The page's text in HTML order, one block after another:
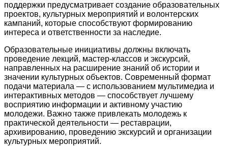
поддержки предусматривает создание образовательных
проектов, культурных мероприятий и волонтерских
кампаний, которые способствуют формированию
интереса и ответственности за наследие.
Образовательные инициативы должны включать
проведение лекций, мастер-классов и экскурсий,
направленных на расширение знаний об истории и
значении культурных объектов. Современный формат
подачи материала — с использованием мультимедиа и
интерактивных методов — способствует лучшему
восприятию информации и активному участию
молодежи. Важно также привлекать молодежь к
практической деятельности — реставрации,
архивированию, проведению экскурсий и организации
культурных мероприятий.